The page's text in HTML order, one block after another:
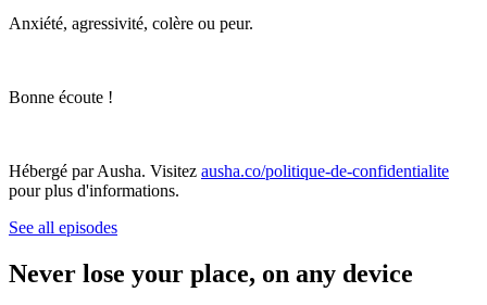
Anxiété, agressivité, colère ou peur.
Bonne écoute !
Hébergé par Ausha. Visitez ausha.co/politique-de-confidentialite
pour plus d'informations.
See all episodes
Never lose your place, on any device